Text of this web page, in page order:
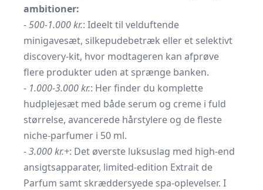
ambitioner:
-500-1.000 kr.: Ideelt til velduftende
minigavesæt, silkepudebetræk eller et selektivt
discovery-kit, hvor modtageren kan afprøve
flere produkter uden at sprænge banken.
- 1.000-3.000 kr.: Her finder du komplette
hudplejesæt med både serum og creme i fuld
størrelse, avancerede hårstylere og de fleste
niche-parfumer i 50 ml.
-3.000 kr.+: Det øverste luksuslag med high-end
ansigtsapparater, limited-edition Extrait de
Parfum samt skræddersyede spa-oplevelser. I